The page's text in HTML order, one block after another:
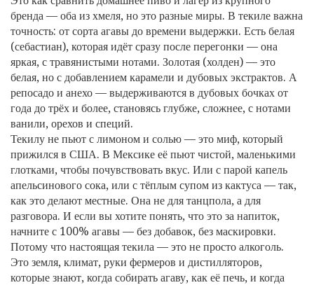
бренда — оба из хмеля, но это разные миры. В текиле важна
точность: от сорта агавы до времени выдержки. Есть белая
(себастиан), которая идёт сразу после перегонки — она
яркая, с травянистыми нотами. Золотая (холден) — это
белая, но с добавлением карамели и дубовых экстрактов. А
репосадо и анехо — выдерживаются в дубовых бочках от
года до трёх и более, становясь глубже, сложнее, с нотами
ванили, орехов и специй.
Текилу не пьют с лимоном и солью — это миф, который
прижился в США. В Мексике её пьют чистой, маленькими
глотками, чтобы почувствовать вкус. Или с парой капель
апельсинового сока, или с тёплым супом из кактуса — так,
как это делают местные. Она не для танцпола, а для
разговора. И если вы хотите понять, что это за напиток,
начните с 100% агавы — без добавок, без маскировки.
Потому что настоящая текила — это не просто алкоголь.
Это земля, климат, руки фермеров и дистилляторов,
которые знают, когда собирать агаву, как её печь, и когда